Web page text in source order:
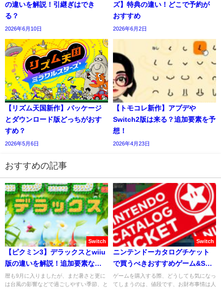
の違いを解説！引継ぎはでき
る？
2026年6月10日
ズ】特典の違い！どこで予約が
おすすめ
2026年6月2日
【リズム天国新作】パッケージ
とダウンロード版どっちがおす
すめ？
2026年5月6日
【トモコレ新作】アプデや
Switch2版は来る？追加要素を予
想！
2026年4月23日
おすすめの記事
Switch
【ピクミン3】デラックスとwiiu
版の違いを解説！追加要素など
も予想！
暦も9月に入りましたが、まだ暑さと更に
は台風の影響などで過ごしやすい季節、と
Switch
ニンテンドーカタログチケット
で買うべきおすすめゲーム&SD
カードを紹介！
ゲームを購入する際、どうしても気になっ
てしまうのは、値段です、お財布事情は人